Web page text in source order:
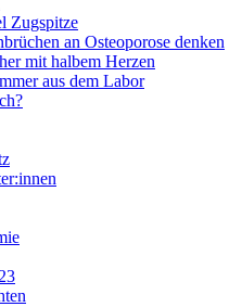
Zugspitze
an Osteoporose denken
mit halbem Herzen
aus dem Labor